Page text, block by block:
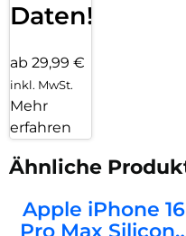
Daten!
ab 29,99 €
inkl. MwSt.
Mehr
erfahren
Ähnliche
Apple iPhone 16
Pro Max